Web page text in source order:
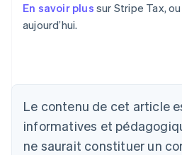
En savoir plus sur Stripe Tax, ou
aujourd’hui.
Le contenu de cet article
informatives et
ne saurait constituer un
DeutschEnglish
Australie
English
Autriche
DeutschEnglish